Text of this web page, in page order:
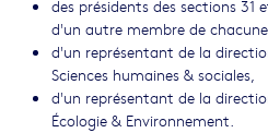
des présidents des sections
d'un autre membre de
d'un représentant de la
Sciences humaines & sociales,
d'un représentant de la
Écologie & Environnement.